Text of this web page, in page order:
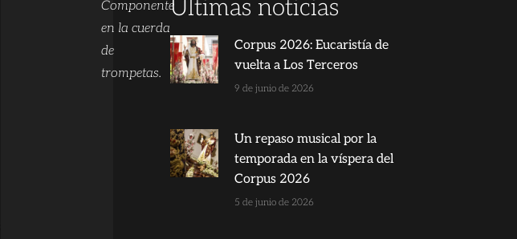
Componente
en la cuerda
de
trompetas.
Últimas noticias
Corpus 2026: Eucaristía de
vuelta a Los Terceros
9 de junio de 2026
Un repaso musical por la
temporada en la víspera del
Corpus 2026
5 de junio de 2026